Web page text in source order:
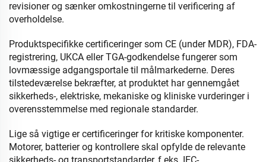
revisioner og sænker omkostningerne til verificering af
overholdelse.
Produktspecifikke certificeringer som CE (under MDR), FDA-
registrering, UKCA eller TGA-godkendelse fungerer som
lovmæssige adgangsportale til målmarkederne. Deres
tilstedeværelse bekræfter, at produktet har gennemgået
sikkerheds-, elektriske, mekaniske og kliniske vurderinger i
overensstemmelse med regionale standarder.
Lige så vigtige er certificeringer for kritiske komponenter.
Motorer, batterier og kontrollere skal opfylde de relevante